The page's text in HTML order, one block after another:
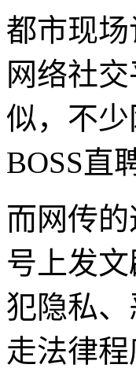
都市现
网络社
似，不
BOSS直
而网传
号上发
犯隐私
走法律